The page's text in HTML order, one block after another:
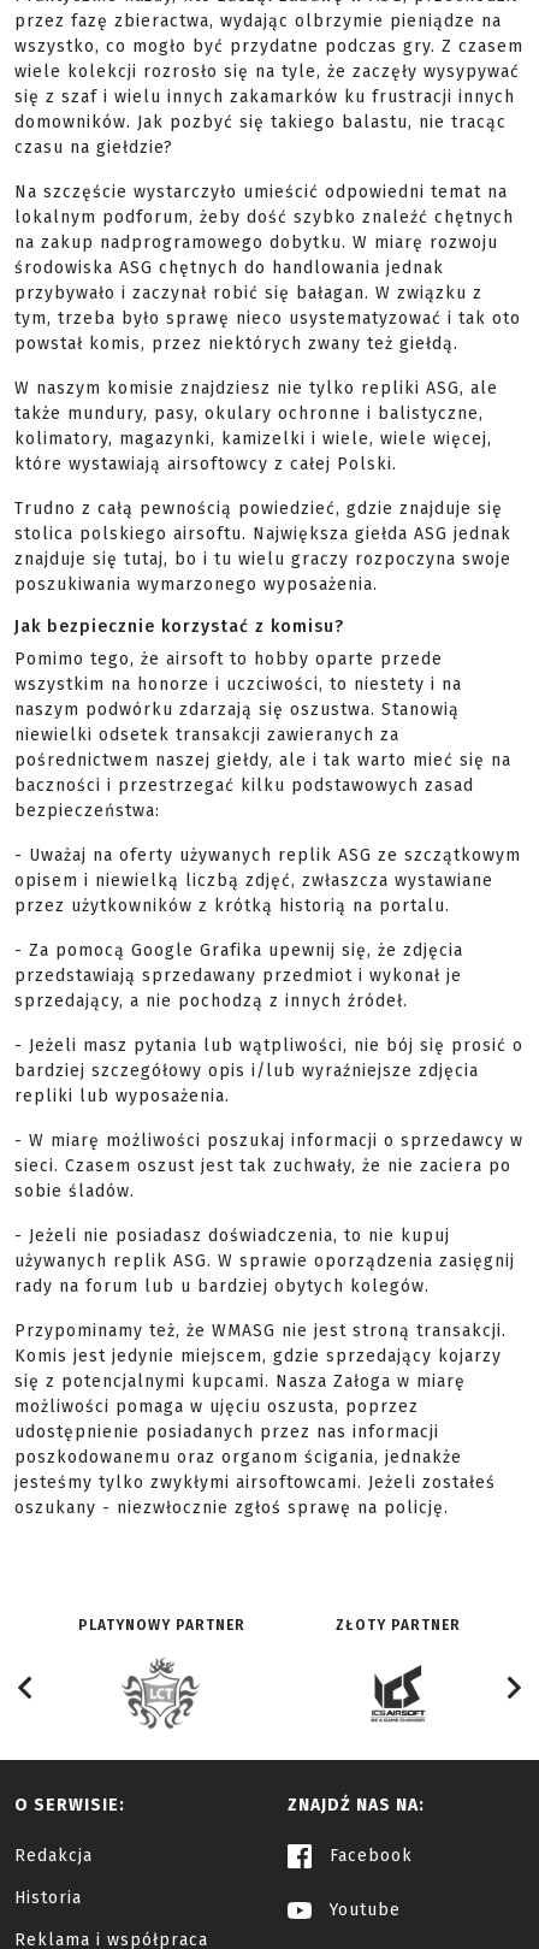
przez fazę zbieractwa, wydając olbrzymie pieniądze na
wszystko, co mogło być przydatne podczas gry. Z czasem
wiele kolekcji rozrosło się na tyle, że zaczęły wysypywać
się z szaf i wielu innych zakamarków ku frustracji innych
domowników. Jak pozbyć się takiego balastu, nie tracąc
czasu na giełdzie?
Na szczęście wystarczyło umieścić odpowiedni temat na
lokalnym podforum, żeby dość szybko znaleźć chętnych
na zakup nadprogramowego dobytku. W miarę rozwoju
środowiska ASG chętnych do handlowania jednak
przybywało i zaczynał robić się bałagan. W związku z
tym, trzeba było sprawę nieco usystematyzować i tak oto
powstał komis, przez niektórych zwany też giełdą.
W naszym komisie znajdziesz nie tylko repliki ASG, ale
także mundury, pasy, okulary ochronne i balistyczne,
kolimatory, magazynki, kamizelki i wiele, wiele więcej,
które wystawiają airsoftowcy z całej Polski.
Trudno z całą pewnością powiedzieć, gdzie znajduje się
stolica polskiego airsoftu. Największa giełda ASG jednak
znajduje się tutaj, bo i tu wielu graczy rozpoczyna swoje
poszukiwania wymarzonego wyposażenia.
Jak bezpiecznie korzystać z komisu?
Pomimo tego, że airsoft to hobby oparte przede
wszystkim na honorze i uczciwości, to niestety i na
naszym podwórku zdarzają się oszustwa. Stanowią
niewielki odsetek transakcji zawieranych za
pośrednictwem naszej giełdy, ale i tak warto mieć się na
baczności i przestrzegać kilku podstawowych zasad
bezpieczeństwa:
- Uważaj na oferty używanych replik ASG ze szczątkowym
opisem i niewielką liczbą zdjęć, zwłaszcza wystawiane
przez użytkowników z krótką historią na portalu.
- Za pomocą Google Grafika upewnij się, że zdjęcia
przedstawiają sprzedawany przedmiot i wykonał je
sprzedający, a nie pochodzą z innych źródeł.
- Jeżeli masz pytania lub wątpliwości, nie bój się prosić o
bardziej szczegółowy opis i/lub wyraźniejsze zdjęcia
repliki lub wyposażenia.
- W miarę możliwości poszukaj informacji o sprzedawcy w
sieci. Czasem oszust jest tak zuchwały, że nie zaciera po
sobie śladów.
- Jeżeli nie posiadasz doświadczenia, to nie kupuj
używanych replik ASG. W sprawie oporządzenia zasięgnij
rady na forum lub u bardziej obytych kolegów.
Przypominamy też, że WMASG nie jest stroną transakcji.
Komis jest jedynie miejscem, gdzie sprzedający kojarzy
się z potencjalnymi kupcami. Nasza Załoga w miarę
możliwości pomaga w ujęciu oszusta, poprzez
udostępnienie posiadanych przez nas informacji
poszkodowanemu oraz organom ścigania, jednakże
jesteśmy tylko zwykłymi airsoftowcami. Jeżeli zostałeś
oszukany - niezwłocznie zgłoś sprawę na policję.
PLATYNOWY PARTNER ZŁOTY PARTNER
O SERWISIE:
Redakcja
Historia
Reklama i współpraca
ZNAJDŹ NAS NA:
Facebook
Youtube